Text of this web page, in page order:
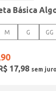
M G GG
90
17,98